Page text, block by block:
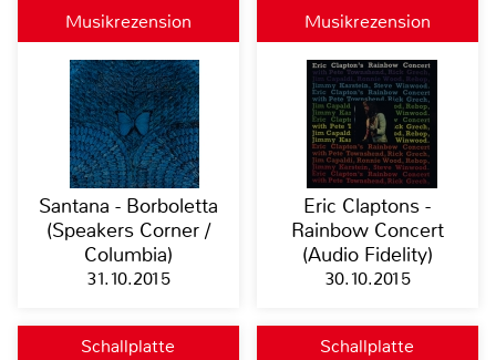
Musikrezension
Santana - Borboletta
(Speakers Corner /
Columbia)
31.10.2015
Musikrezension
Eric Claptons -
Rainbow Concert
(Audio Fidelity)
30.10.2015
Schallplatte
Schallplatte